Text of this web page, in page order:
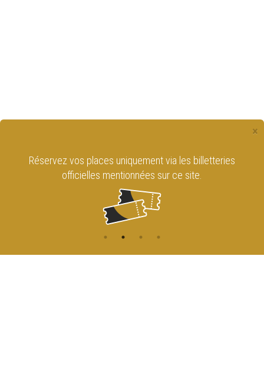
×
Réservez vos places uniquement via les billetteries
officielles mentionnées sur ce site.